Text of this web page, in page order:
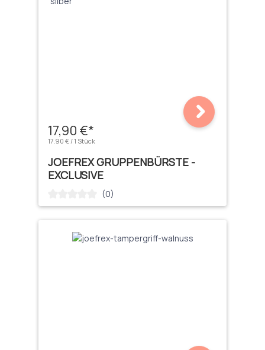
17,90 €*
17,90 € / 1 Stück
JOEFREX GRUPPENBÜRSTE -
EXCLUSIVE
Durchschnittliche Bewertung von 0 von 5 Sternen
(0)